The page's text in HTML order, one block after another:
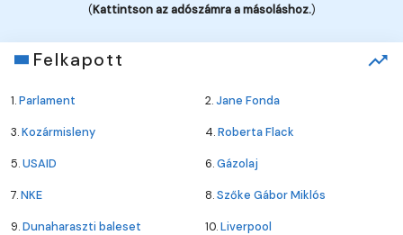
(Kattintson az adószámra a másoláshoz.)
Felkapott
1.Parlament 2.Jane Fonda
3.Kozármisleny 4.Roberta Flack
5.USAID 6.Gázolaj
7.NKE 8.Szőke Gábor Miklós
9.Dunaharaszti baleset 10.Liverpool